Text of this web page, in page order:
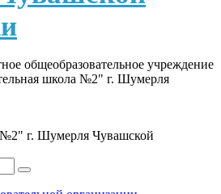
общеобразовательное учреждение
школа №2" г. Шумерля